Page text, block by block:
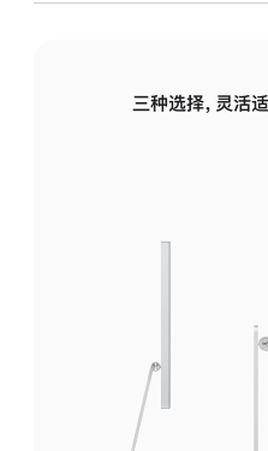
三种选择，灵活